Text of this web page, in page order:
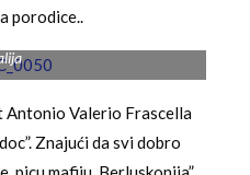
porodice..
Valerio Frascella
Znajući da svi dobro